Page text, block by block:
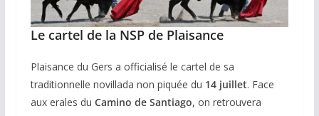
Le cartel de la NSP de Plaisance
Plaisance du Gers a officialisé le cartel de sa
traditionnelle novillada non piquée du 14 juillet. Face
aux erales du Camino de Santiago, on retrouvera